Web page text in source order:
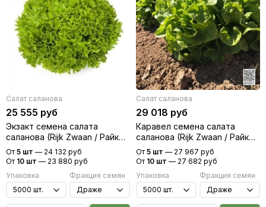
Салат саланова
25 555 руб
Экзакт семена салата
саланова (Rijk Zwaan / Райк
Цваан)
От 5 шт — 24 132 руб
От 10 шт — 23 880 руб
Упаковка
Фракция семян
Салат саланова
29 018 руб
Каравел семена салата
саланова (Rijk Zwaan / Райк
Цваан)
От 5 шт — 27 967 руб
От 10 шт — 27 682 руб
Упаковка
Фракция семян